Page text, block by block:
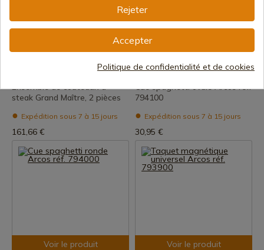
Ensemble de couteaux à
steak Grand Maître, 2 pièces
Expédition sous 7 à 15 jours
161,66 €
REF: 794100
Cue spaghetti ovale Arcos réf.
794100
Expédition sous 7 à 15 jours
30,95 €
Voir le produit Voir le produit
Rejeter
Accepter
Politique de confidentialité et de cookies